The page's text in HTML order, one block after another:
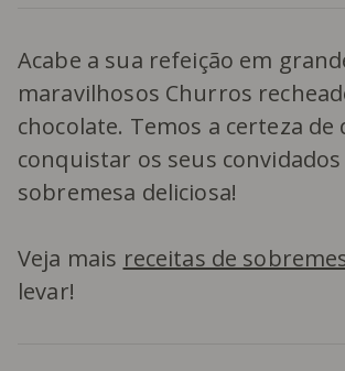
Acabe a sua refeição em
maravilhosos Churros
chocolate. Temos a certeza de
conquistar os seus
sobremesa deliciosa!
Veja mais receitas de
levar!